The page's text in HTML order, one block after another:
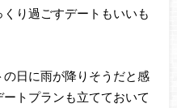
り過ごすデートもいいも
日に雨が降りそうだと感
トプランも立てておいて